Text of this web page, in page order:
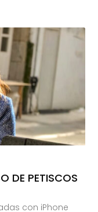
DE PETISCOS
con iPhone